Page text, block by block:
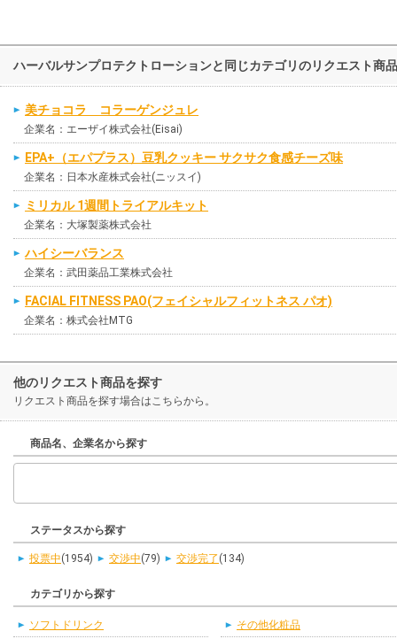
ハーバルサンプロテクトローションと同じカテゴリのリクエスト商
美チョコラ コラーゲンジュレ
企業名：エーザイ株式会社(Eisai)
EPA+（エパプラス）豆乳クッキー サクサク食感チーズ味
企業名：日本水産株式会社(ニッスイ)
ミリカル 1週間トライアルキット
企業名：大塚製薬株式会社
ハイシーバランス
企業名：武田薬品工業株式会社
FACIAL FITNESS PAO(フェイシャルフィットネス パオ)
企業名：株式会社MTG
他のリクエスト商品を探す
リクエスト商品を探す場合はこちらから。
商品名、企業名から探す
ステータスから探す
投票中(1954) 交渉中(79) 交渉完了 (134)
カテゴリから探す
ソフトドリンク
その他化粧品